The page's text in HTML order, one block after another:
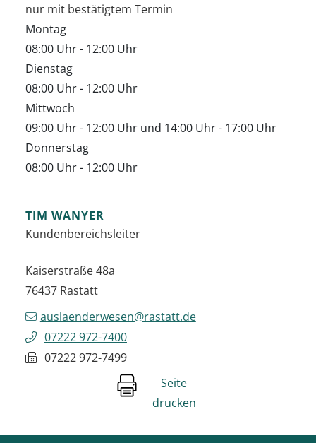
nur mit bestätigtem Termin
Montag
08:00 Uhr- 12:00 Uhr
Dienstag
08:00 Uhr- 12:00 Uhr
Mittwoch
09:00 Uhr- 12:00 Uhr und 14:00 Uhr- 17:00 Uhr
Donnerstag
08:00 Uhr- 12:00 Uhr
TIM WANYER
Kundenbereichsleiter
Kaiserstraße 48a
76437 Rastatt
auslaenderwesen@rastatt.de
07222 972-7400
07222 972-7499
Seite
drucken